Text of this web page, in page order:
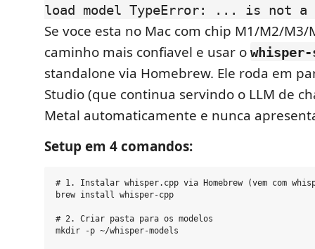
load model TypeError: ... is not a
Se voce esta no Mac com chip M1/M2/M3/
caminho mais confiavel e usar o
standalone via Homebrew. Ele roda em
Studio (que continua servindo o LLM de
Metal automaticamente e nunca
Setup em 4 comandos:
# 1. Instalar whisper.cpp via Homebrew (vem com
brew install whisper-cpp
# 2. Criar pasta para os modelos
mkdir -p ~/whisper-models